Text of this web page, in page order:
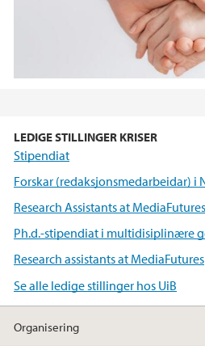
LEDIGE STILLINGER KRISER
Stipendiat
Forskar (redaksjonsmedarbeidar) i
Research Assistants at MediaFutures
Ph.d.-stipendiat i multidisiplinære
Research assistants at MediaFutures
Se alle ledige stillinger hos UiB
Organisering